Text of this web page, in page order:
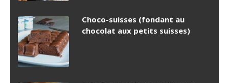
Choco-suisses (fondant au
chocolat aux petits suisses)